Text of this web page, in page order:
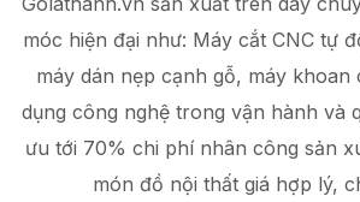
móc hiện đại như: Máy cắt CNC tự
máy dán nẹp cạnh gỗ, máy khoan
dụng công nghệ trong vận hành và
ưu tới 70% chi phí nhân công sản
món đồ nội thất giá hợp lý,